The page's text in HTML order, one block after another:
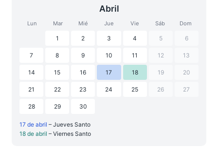
Abril
Lun Mar Mié Jue Vie Sáb Dom
1 2 3 4 5 6
7 8 9 10 11 12 13
14 15 16 17 18 19 20
21 22 23 24 25 26 27
28 29 30
17 de abril – Jueves Santo
18 de abril – Viernes Santo